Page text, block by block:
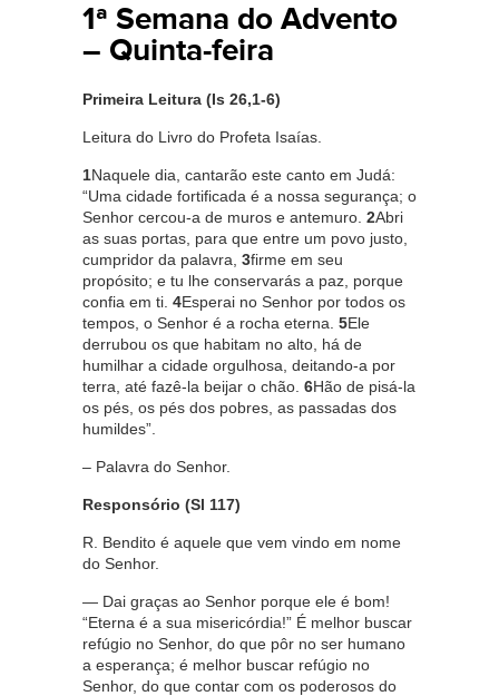
1ª Semana do Advento
– Quinta-feira
Primeira Leitura (Is 26,1-6)
Leitura do Livro do Profeta Isaías.
1Naquele dia, cantarão este canto em Judá:
“Uma cidade fortificada é a nossa segurança; o
Senhor cercou-a de muros e antemuro. 2Abri
as suas portas, para que entre um povo justo,
cumpridor da palavra, 3firme em seu
propósito; e tu lhe conservarás a paz, porque
confia em ti. 4Esperai no Senhor por todos os
tempos, o Senhor é a rocha eterna. 5Ele
derrubou os que habitam no alto, há de
humilhar a cidade orgulhosa, deitando-a por
terra, até fazê-la beijar o chão. 6Hão de pisá-la
os pés, os pés dos pobres, as passadas dos
humildes”.
– Palavra do Senhor.
Responsório (Sl 117)
R. Bendito é aquele que vem vindo em nome
do Senhor.
— Dai graças ao Senhor porque ele é bom!
“Eterna é a sua misericórdia!” É melhor buscar
refúgio no Senhor, do que pôr no ser humano
a esperança; é melhor buscar refúgio no
Senhor, do que contar com os poderosos do